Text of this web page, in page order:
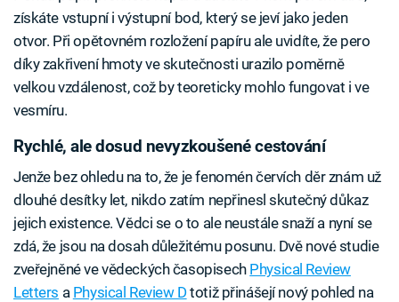
získáte vstupní i výstupní bod, který se jeví jako jeden
otvor. Při opětovném rozložení papíru ale uvidíte, že pero
díky zakřivení hmoty ve skutečnosti urazilo poměrně
velkou vzdálenost, což by teoreticky mohlo fungovat i ve
vesmíru.
Rychlé, ale dosud nevyzkoušené cestování
Jenže bez ohledu na to, že je fenomén červích děr znám už
dlouhé desítky let, nikdo zatím nepřinesl skutečný důkaz
jejich existence. Vědci se o to ale neustále snaží a nyní se
zdá, že jsou na dosah důležitému posunu. Dvě nové studie
zveřejněné ve vědeckých časopisech Physical Review
Letters a Physical Review Dtotiž přinášejí nový pohled na